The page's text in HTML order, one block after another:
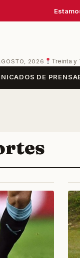
2026 Treinta y
DE PRENSA